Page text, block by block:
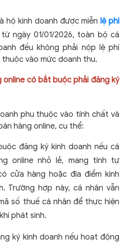
hộ kinh doanh được miễnlệ phí
ngày 01/01/2026, toàn bộ cá
đều không phải nộp lệ phí
vào mức doanh thu.
online có bắt buộc phải đăng ký
phụ thuộc vào tính chất và
hàng online, cụ thể:
đăng ký kinh doanh nếu cá
online nhỏ lẻ, mang tính tự
cửa hàng hoặc địa điểm kinh
Trường hợp này, cá nhân vẫn
số thuế cá nhân để thực hiện
phát sinh.
ký kinh doanh nếu hoạt động